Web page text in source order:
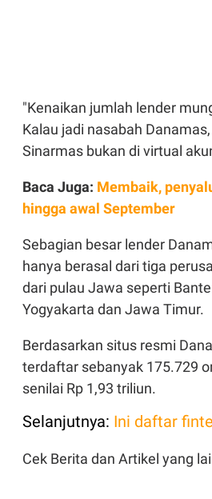
"Kenaikan jumlah lender
Kalau jadi nasabah
Sinarmas bukan di virtual
Baca Juga: Membaik,
hingga awal September
Sebagian besar lender
hanya berasal dari tiga
dari pulau Jawa seperti
Yogyakarta dan Jawa Timur.
Berdasarkan situs resmi
terdaftar sebanyak 175.729
senilai Rp 1,93 triliun.
Selanjutnya: Ini daftar
Cek Berita dan Artikel yang